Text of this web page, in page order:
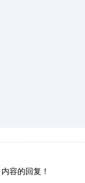
内容的回复！